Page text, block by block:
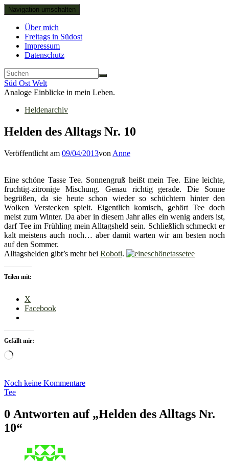
Navigation umschalten
Über mich
Freitags in Südost
Impressum
Datenschutz
Süd Ost Welt
Analoge Einblicke in mein Leben.
Heldenarchiv
Helden des Alltags Nr. 10
Veröffentlicht am 09/04/2013von Anne
Eine schöne Tasse Tee. Sonnengruß heißt mein Tee. Eine leichte,
fruchtig-zitronige Mischung. Genau richtig gerade. Die Sonne
begrüßen, da sie heute schon wieder so schüchtern hinter den
Wolken Verstecken spielt. Eigentlich komisch, gehört Tee doch
meist zum Winter. Da aber in diesem Jahr alles ein wenig anders ist,
darf Tee im Frühling mein Alltagsheld sein. Schließlich schmeckt er
kalt meistens auch noch… aber damit warten wir am besten noch
auf den Sommer.
Alltagshelden gibt’s mehr bei Roboti.
Teilen mit:
X
Facebook
Gefällt mir:
Wird
Noch keine Kommentare
Tee
0 Antworten auf „Helden des Alltags Nr.
10“